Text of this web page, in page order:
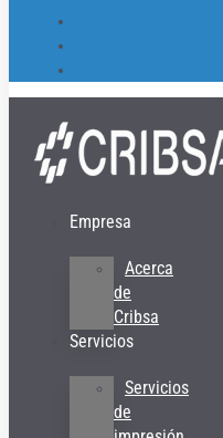
Empresa
Acerca
de
Cribsa
Servicios
Servicios
de